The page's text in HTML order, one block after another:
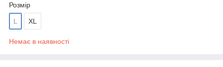
Розмір
L XL
Немає в наявності